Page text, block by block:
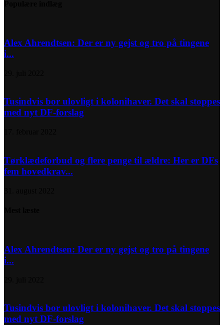
Alex Ahrendtsen: Der er ny gejst og tro på tingene
i...
Tusindvis bor ulovligt i kolonihaver. Det skal stoppes
med nyt DF-forslag
Tørklædeforbud og flere penge til ældre: Her er DFs
fem hovedkrav...
Alex Ahrendtsen: Der er ny gejst og tro på tingene
i...
Tusindvis bor ulovligt i kolonihaver. Det skal stoppes
med nyt DF-forslag